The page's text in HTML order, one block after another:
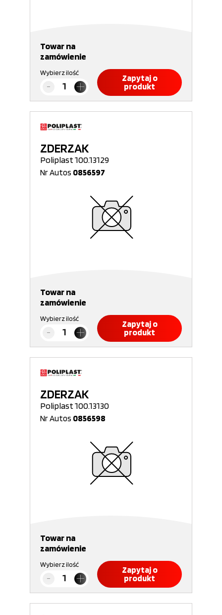
Towar na
zamówienie
Wybierz ilość
Zapytaj o
produkt
ZDERZAK
Poliplast 100.13129
Nr Autos 0856597
Towar na
zamówienie
Wybierz ilość
Zapytaj o
produkt
ZDERZAK
Poliplast 100.13130
Nr Autos 0856598
Towar na
zamówienie
Wybierz ilość
Zapytaj o
produkt